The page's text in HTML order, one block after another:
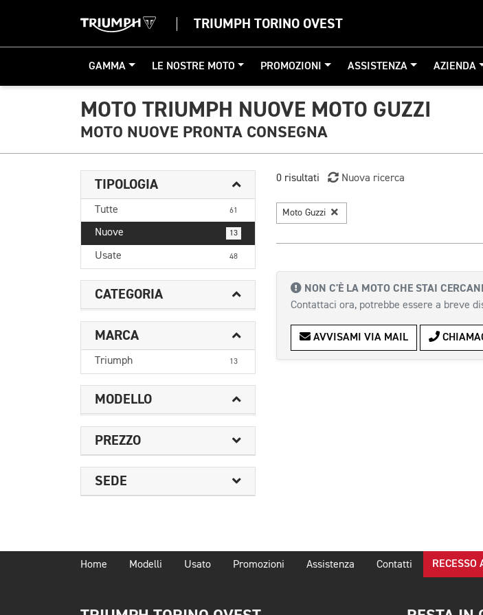
TRIUMPH TORINO OVEST
GAMMA LE NOSTRE MOTO PROMOZIONI ASSISTENZA AZIENDA
MOTO TRIUMPH NUOVE MOTO GUZZI
MOTO NUOVE PRONTA CONSEGNA
TIPOLOGIA
Tutte 61
Nuove 13
Usate 48
CATEGORIA
MARCA
Triumph 13
MODELLO
PREZZO
SEDE
0 risultati Nuova ricerca
Moto Guzzi
NON C'È LA MOTO CHE STAI
Contattaci ora, potrebbe essere a breve
AVVISAMI VIA MAIL
Home Modelli Usato Promozioni Assistenza Contatti RECESSO